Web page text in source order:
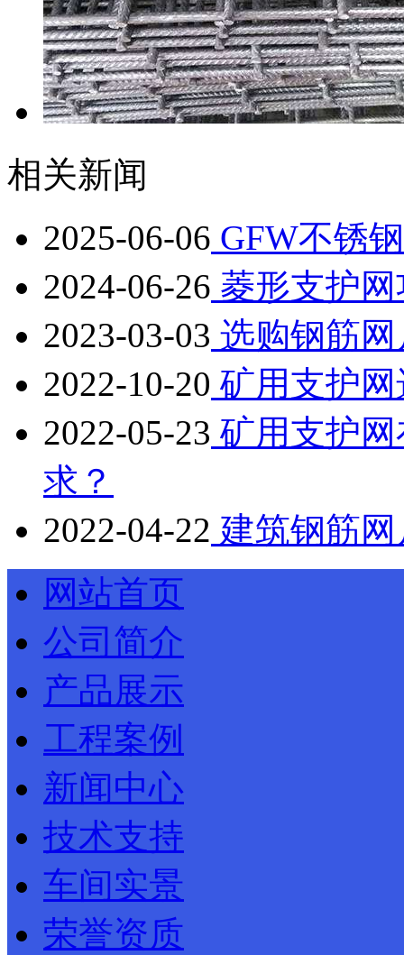
相关新闻
2025-06-06 GFW不锈
2024-06-26 菱形支护
2023-03-03 选购钢筋
2022-10-20 矿用支护
2022-05-23 矿用支护
求？
2022-04-22 建筑钢筋
网站首页
公司简介
产品展示
工程案例
新闻中心
技术支持
车间实景
荣誉资质